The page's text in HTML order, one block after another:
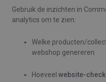
Gebruik de inzichten in
analytics om te zien:
Welke producten/
webshop genereren
Hoeveel